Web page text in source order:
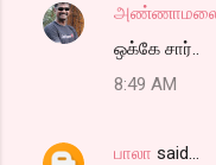
e
ஒக்கே சார்..
8:49 AM
பாலா said…